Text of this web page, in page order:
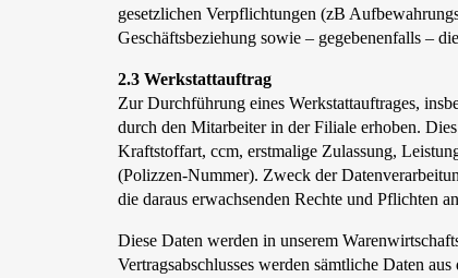
gesetzlichen Verpflichtungen (zB
Geschäftsbeziehung sowie – gegebenenfalls –
2.3 Werkstattauftrag
Zur Durchführung eines Werkstattauftrages,
durch den Mitarbeiter in der Filiale erhoben.
Kraftstoffart, ccm, erstmalige Zulassung,
(Polizzen-Nummer). Zweck der
die daraus erwachsenden Rechte und Pflichten
Diese Daten werden in unserem
Vertragsabschlusses werden sämtliche Daten